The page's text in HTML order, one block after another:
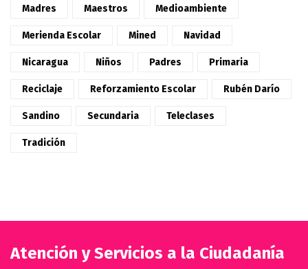
Madres Maestros Medioambiente
Merienda Escolar Mined Navidad
Nicaragua Niños Padres Primaria
Reciclaje Reforzamiento Escolar Rubén Darío
Sandino Secundaria Teleclases
Tradición
Atención y Servicios a la Ciudadanía